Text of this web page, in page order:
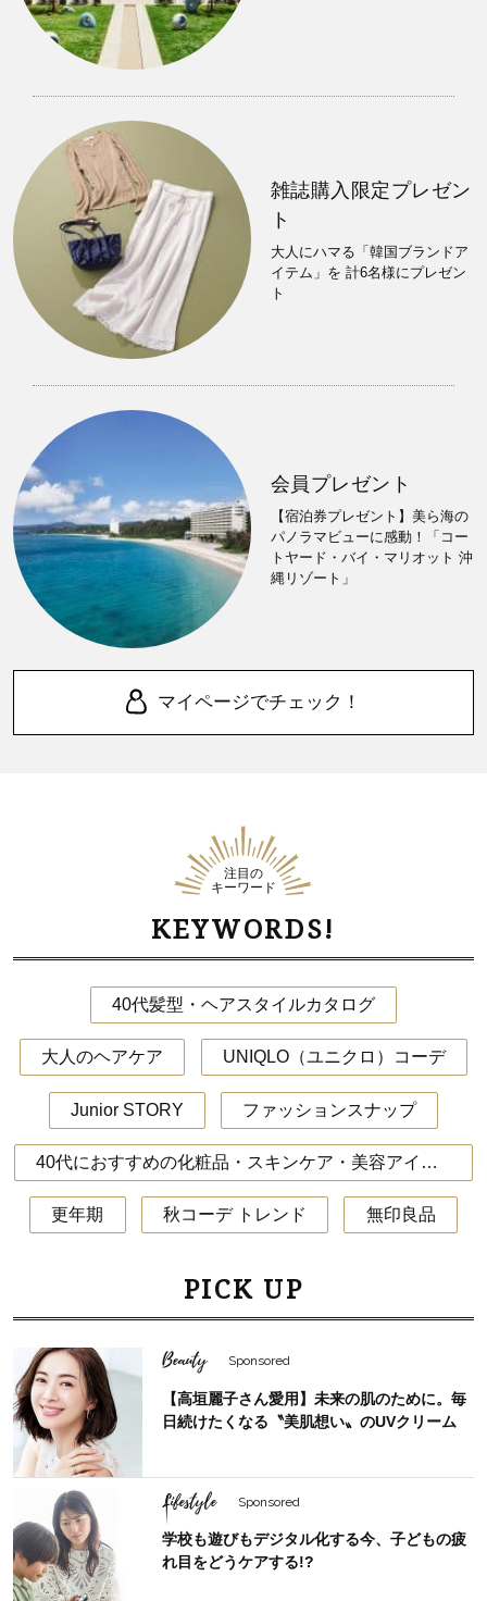
雑誌購入限定プレゼン
ト
大人にハマる「韓国ブランドア
イテム」を 計6名様にプレゼン
ト
会員プレゼント
【宿泊券プレゼント】美ら海の
パノラマビューに感動！「コー
トヤード・バイ・マリオット 沖
縄リゾート」
マイページでチェック！
注目の
キーワード
KEYWORDS!
40代髪型・ヘアスタイルカタログ
大人のヘアケア UNIQLO（ユニクロ）コーデ
Junior STORY ファッションスナップ
40代におすすめの化粧品・スキンケア・美容アイテム
更年期 秋コーデ トレンド 無印良品
PICK UP
Beauty Sponsored
【高垣麗子さん愛用】未来の肌のために。毎
日続けたくなる〝美肌想い〟のUVクリーム
Lifestyle Sponsored
学校も遊びもデジタル化する今、子どもの疲
れ目をどうケアする!?